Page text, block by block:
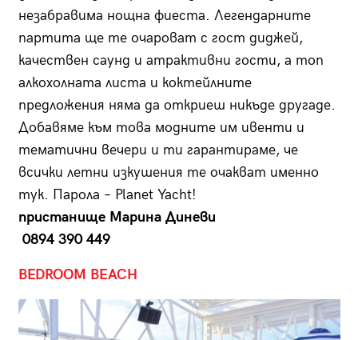
незабравима нощна фиеста. Легендарните
партита ще те очароват с гост диджей,
качествен саунд и атрактивни гости, а топ
алкохолната листа и коктейлните
предложения няма да откриеш никъде другаде.
Добавяме към това модните им ивенти и
тематични вечери и ти гарантираме, че
всички летни изкушения те очакват именно
тук. Парола – Planet Yacht!
пристанище Марина Диневи
0894 390 449
BEDROOM BEACH